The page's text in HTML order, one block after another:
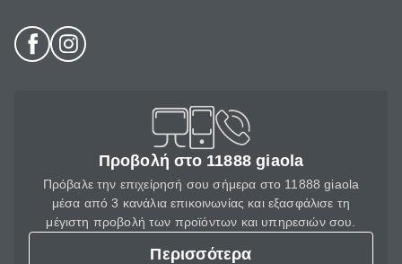
Προβολή στο 11888 giaola
Πρόβαλε την επιχείρησή σου σήμερα στο 11888 giaola
μέσα από 3 κανάλια επικοινωνίας και εξασφάλισε τη
μέγιστη προβολή των προϊόντων και υπηρεσιών σου.
Περισσότερα